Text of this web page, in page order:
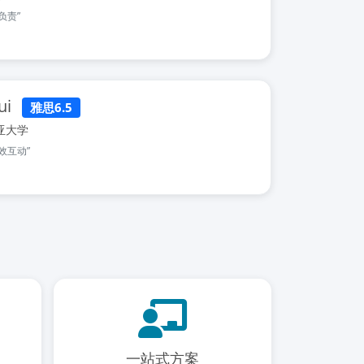
责”
雅思6.5
大学
互动”
一站式方案